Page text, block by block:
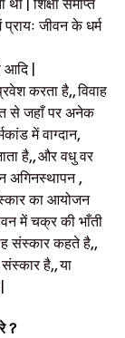
| शिक्षा समाप्त
जीवन के धर्म
|
करता है,, विवाह
से जहाँ पर अनेक
में वाग्दान,
है,, और वधु वर
अगिनस्थापन ,
का आयोजन
में चक्र की भाँती
संस्कार कहते है,,
संस्कार है,, या
?